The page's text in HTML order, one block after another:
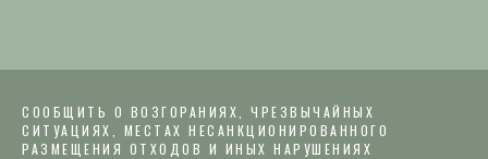
СООБЩИТЬ О ВОЗГОРАНИЯХ, ЧРЕЗВЫЧАЙНЫХ
СИТУАЦИЯХ, МЕСТАХ НЕСАНКЦИОНИРОВАННОГО
РАЗМЕЩЕНИЯ ОТХОДОВ И ИНЫХ НАРУШЕНИЯХ